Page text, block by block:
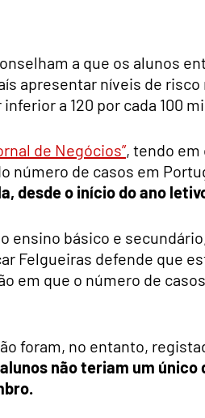
a que os alunos
apresentar níveis de
a 120 por cada 100
de Negócios”, tendo em
número de casos em
desde o início do ano
ensino básico e
Felgueiras defende que
em que o número de
foram, no entanto,
não teriam um único